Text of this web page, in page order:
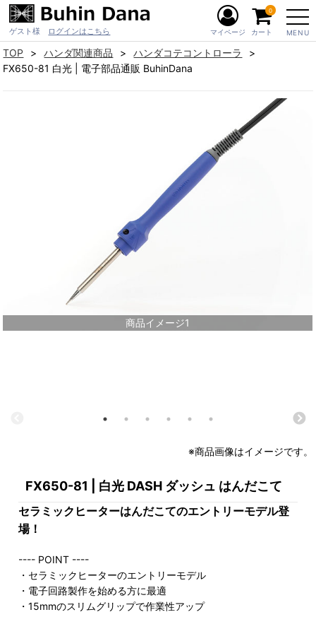
ゲスト様 ログインはこちら MENU
マイページ カート
0
TOP ハンダ関連商品
ハンダコテコントローラ
FX650-81 白光 | 電子部品通販 BuhinDana
商品イメージ1
※商品画像はイメージです。
FX650-81 | 白光 DASH ダッシュ はんだこて
セラミックヒーターはんだこてのエントリーモデル登
場！
---- POINT ----
・セラミックヒーターのエントリーモデル
・電子回路製作を始める方に最適
・15mmのスリムグリップで作業性アップ